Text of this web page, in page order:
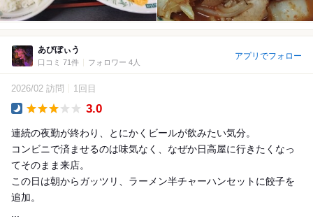
あびぼぃう
口コミ 71件 フォロワー 4人
アプリでフォロー
2026/02 訪問 1回目
3.0
連続の夜勤が終わり、とにかくビールが飲みたい気分。
コンビニで済ませるのは味気なく、なぜか日高屋に行きたくなっ
てそのまま来店。
この日は朝からガッツリ、ラーメン半チャーハンセットに餃子を
追加。